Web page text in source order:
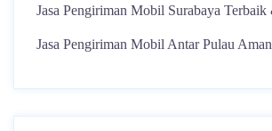
Jasa Pengiriman Mobil Surabaya Terbaik
Jasa Pengiriman Mobil Antar Pulau